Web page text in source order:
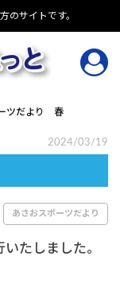
のサイトです。
ツだより 春
2024/03/19
あさおスポーツだより
たしました。